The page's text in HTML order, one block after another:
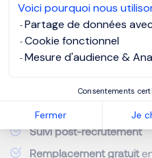
Voici pourquoi nous
Partage de données
Cookie fonctionnel
Mesure d'audience &
Consentements
Fermer Je
Moins de frais liés aux
Amélioration du
Les cabinets travaillent
Suivi post-recrutement
Remplacement gratuit